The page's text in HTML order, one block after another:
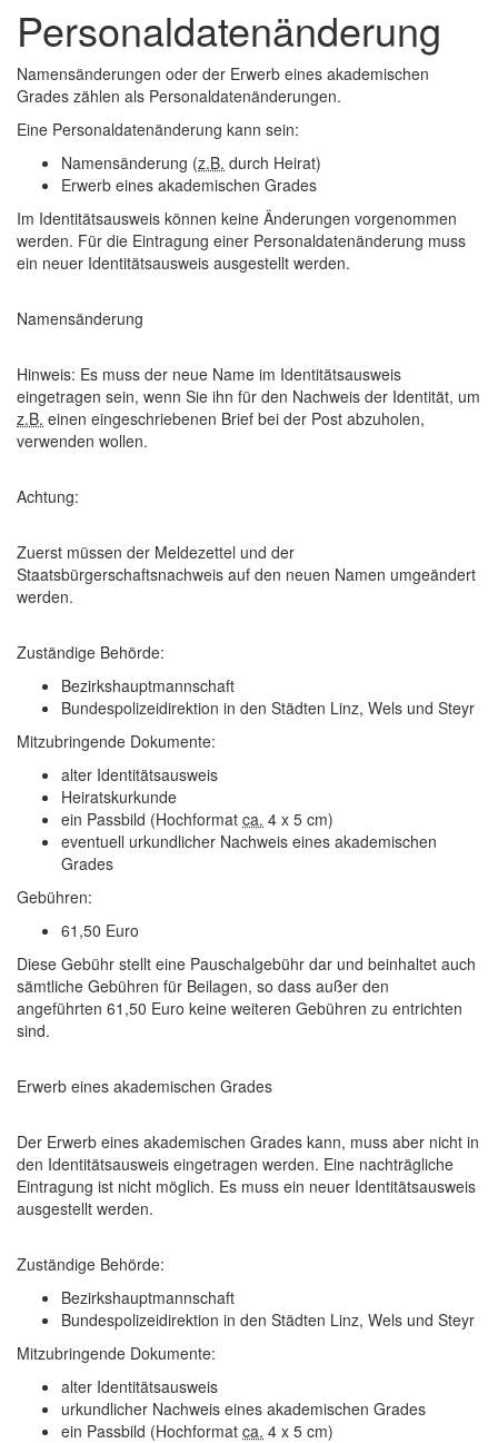
Personaldatenänderung
Namensänderungen oder der Erwerb eines akademischen
Grades zählen als Personaldatenänderungen.
Eine Personaldatenänderung kann sein:
Namensänderung (z.B. durch Heirat)
Erwerb eines akademischen Grades
Im Identitätsausweis können keine Änderungen vorgenommen
werden. Für die Eintragung einer Personaldatenänderung muss
ein neuer Identitätsausweis ausgestellt werden.
Namensänderung
Hinweis: Es muss der neue Name im Identitätsausweis
eingetragen sein, wenn Sie ihn für den Nachweis der Identität, um
z.B. einen eingeschriebenen Brief bei der Post abzuholen,
verwenden wollen.
Achtung:
Zuerst müssen der Meldezettel und der
Staatsbürgerschaftsnachweis auf den neuen Namen umgeändert
werden.
Zuständige Behörde:
Bezirkshauptmannschaft
Bundespolizeidirektion in den Städten Linz, Wels und Steyr
Mitzubringende Dokumente:
alter Identitätsausweis
Heiratskurkunde
ein Passbild (Hochformat ca. 4 x 5 cm)
eventuell urkundlicher Nachweis eines akademischen
Grades
Gebühren:
61,50 Euro
Diese Gebühr stellt eine Pauschalgebühr dar und beinhaltet auch
sämtliche Gebühren für Beilagen, so dass außer den
angeführten 61,50 Euro keine weiteren Gebühren zu entrichten
sind.
Erwerb eines akademischen Grades
Der Erwerb eines akademischen Grades kann, muss aber nicht in
den Identitätsausweis eingetragen werden. Eine nachträgliche
Eintragung ist nicht möglich. Es muss ein neuer Identitätsausweis
ausgestellt werden.
Zuständige Behörde:
Bezirkshauptmannschaft
Bundespolizeidirektion in den Städten Linz, Wels und Steyr
Mitzubringende Dokumente:
alter Identitätsausweis
urkundlicher Nachweis eines akademischen Grades
ein Passbild (Hochformat ca. 4 x 5 cm)